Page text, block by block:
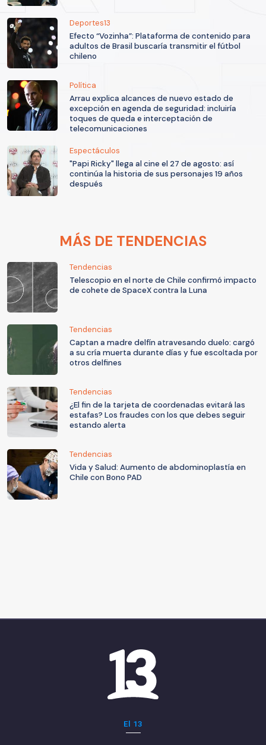
Deportes13
Efecto “Vozinha”: Plataforma de contenido para
adultos de Brasil buscaría transmitir el fútbol
chileno
Política
Arrau explica alcances de nuevo estado de
excepción en agenda de seguridad: incluiría
toques de queda e interceptación de
telecomunicaciones
Espectáculos
"Papi Ricky" llega al cine el 27 de agosto: así
continúa la historia de sus personajes 19 años
después
MÁS DE TENDENCIAS
Tendencias
Telescopio en el norte de Chile confirmó impacto
de cohete de SpaceX contra la Luna
Tendencias
Captan a madre delfín atravesando duelo: cargó
a su cría muerta durante días y fue escoltada por
otros delfines
Tendencias
¿El fin de la tarjeta de coordenadas evitará las
estafas? Los fraudes con los que debes seguir
estando alerta
Tendencias
Vida y Salud: Aumento de abdominoplastía en
Chile con Bono PAD
El 13